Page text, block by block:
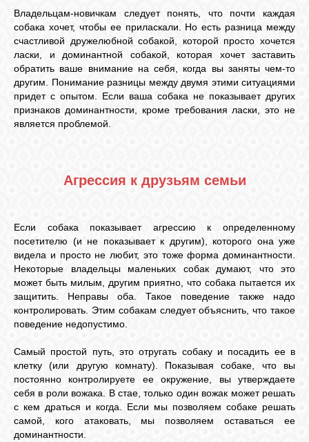
Владельцам-новичкам следует понять, что почти каждая
собака хочет, чтобы ее приласкали. Но есть разница между
счастливой дружелюбной собакой, которой просто хочется
ласки, и доминантной собакой, которая хочет заставить
обратить ваше внимание на себя, когда вы заняты чем-то
другим. Понимание разницы между двумя этими ситуациями
придет с опытом. Если ваша собака не показывает других
признаков доминантности, кроме требования ласки, это не
является проблемой.
Агрессия к друзьям семьи
Если собака показывает агрессию к определенному
посетителю (и не показывает к другим), которого она уже
видела и просто не любит, это тоже форма доминантности.
Некоторые владельцы маленьких собак думают, что это
может быть милым, другим приятно, что собака пытается их
защитить. Неправы оба. Такое поведение также надо
контролировать. Этим собакам следует объяснить, что такое
поведение недопустимо.
Самый простой путь, это отругать собаку и посадить ее в
клетку (или другую комнату). Показывая собаке, что вы
постоянно контролируете ее окружение, вы утверждаете
себя в роли вожака. В стае, только один вожак может решать
с кем драться и когда. Если мы позволяем собаке решать
самой, кого атаковать, мы позволяем оставаться ее
доминантности.